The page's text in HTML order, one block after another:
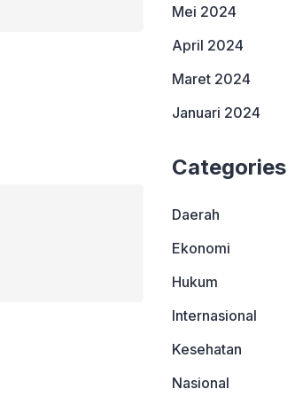
Mei 2024
April 2024
Maret 2024
Januari 2024
Categories
Daerah
Ekonomi
Hukum
Internasional
Kesehatan
Nasional